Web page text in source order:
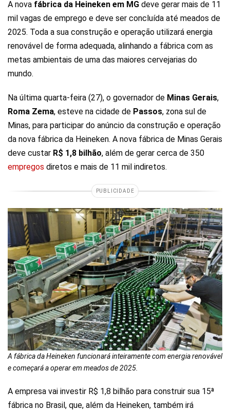
A nova fábrica da Heineken em MG deve gerar mais de 11
mil vagas de emprego e deve ser concluída até meados de
2025. Toda a sua construção e operação utilizará energia
renovável de forma adequada, alinhando a fábrica com as
metas ambientais de uma das maiores cervejarias do
mundo.
Na última quarta-feira (27), o governador de Minas Gerais,
Roma Zema, esteve na cidade de Passos, zona sul de
Minas, para participar do anúncio da construção e operação
da nova fábrica da Heineken. A nova fábrica de Minas Gerais
deve custar R$ 1,8 bilhão, além de gerar cerca de 350
empregos diretos e mais de 11 mil indiretos.
PUBLICIDADE
A fábrica da Heineken funcionará inteiramente com energia renovável
e começará a operar em meados de 2025.
A empresa vai investir R$ 1,8 bilhão para construir sua 15ª
fábrica no Brasil, que, além da Heineken, também irá